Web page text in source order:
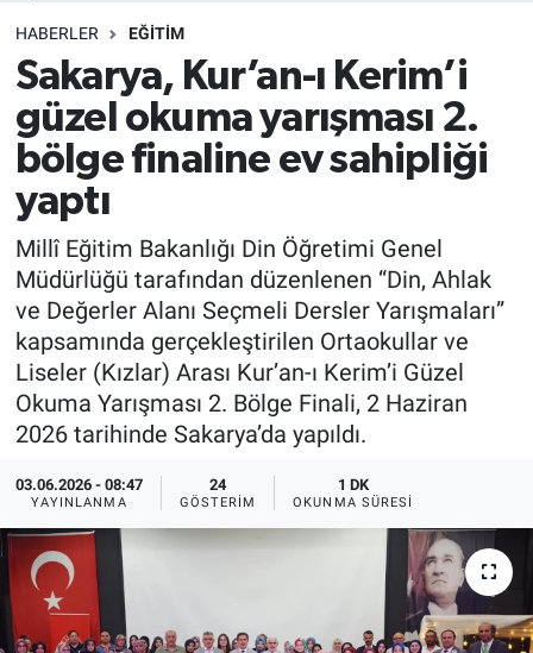
HABERLER EĞİTİM
Sakarya, Kur’an-ı Kerim’i
güzel okuma yarışması 2.
bölge finaline ev sahipliği
yaptı
Millî Eğitim Bakanlığı Din Öğretimi Genel
Müdürlüğü tarafından düzenlenen “Din, Ahlak
ve Değerler Alanı Seçmeli Dersler Yarışmaları”
kapsamında gerçekleştirilen Ortaokullar ve
Liseler (Kızlar) Arası Kur’an-ı Kerim’i Güzel
Okuma Yarışması 2. Bölge Finali, 2 Haziran
2026 tarihinde Sakarya’da yapıldı.
03.06.2026 - 08:47
YAYINLANMA
24
GÖSTERIM
1 DK
OKUNMA SÜRESI